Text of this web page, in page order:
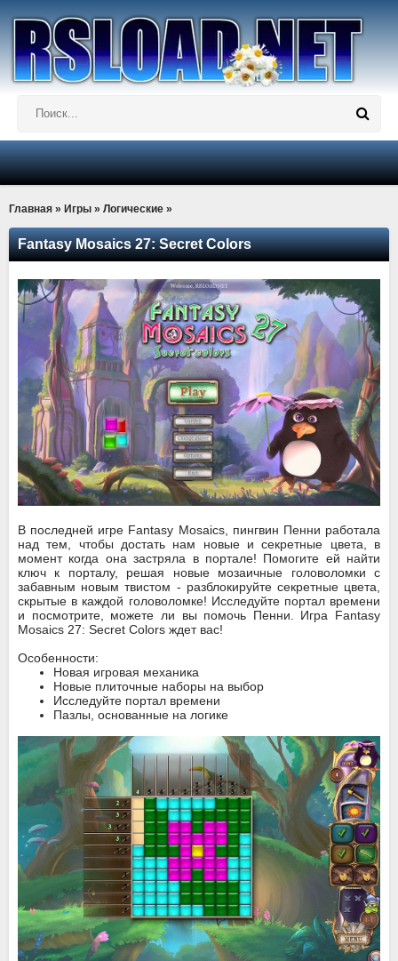
Главная » Игры » Логические »
Fantasy Mosaics 27: Secret Colors
В последней игре Fantasy Mosaics, пингвин Пенни работала
над тем, чтобы достать нам новые и секретные цвета, в
момент когда она застряла в портале! Помогите ей найти
ключ к порталу, решая новые мозаичные головоломки с
забавным новым твистом - разблокируйте секретные цвета,
скрытые в каждой головоломке! Исследуйте портал времени
и посмотрите, можете ли вы помочь Пенни. Игра Fantasy
Mosaics 27: Secret Colors ждет вас!
Особенности:
Новая игровая механика
Новые плиточные наборы на выбор
Исследуйте портал времени
Пазлы, основанные на логике